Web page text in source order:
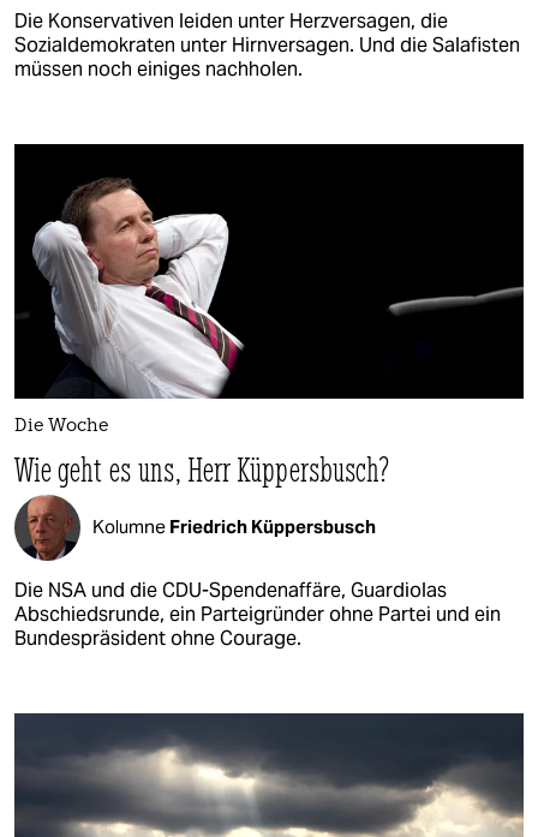
Die Konservativen leiden unter Herzversagen, die
Sozialdemokraten unter Hirnversagen. Und die Salafisten
müssen noch einiges nachholen.
Die Woche
Wie geht es uns, Herr Küppersbusch?
Kolumne Friedrich Küppersbusch
Die NSA und die CDU-Spendenaffäre, Guardiolas
Abschiedsrunde, ein Parteigründer ohne Partei und ein
Bundespräsident ohne Courage.